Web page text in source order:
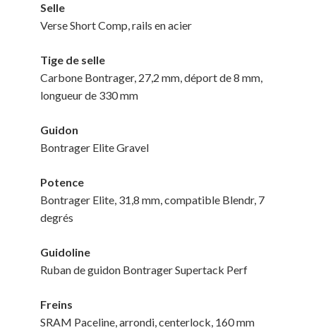
Selle
Verse Short Comp, rails en acier
Tige de selle
Carbone Bontrager, 27,2 mm, déport de 8 mm,
longueur de 330 mm
Guidon
Bontrager Elite Gravel
Potence
Bontrager Elite, 31,8 mm, compatible Blendr, 7
degrés
Guidoline
Ruban de guidon Bontrager Supertack Perf
Freins
SRAM Paceline, arrondi, centerlock, 160 mm